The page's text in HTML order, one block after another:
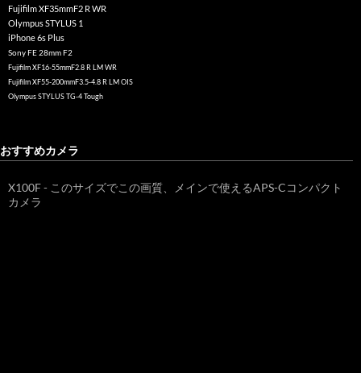
Fujifilm XF35mmF2 R WR
Olympus STYLUS 1
iPhone 6s Plus
Sony FE 28mm F2
Fujifilm XF16-55mmF2.8 R LM WR
Fujifilm XF55-200mmF3.5-4.8 R LM OIS
Olympus STYLUS TG-4 Tough
おすすめカメラ
X100F - このサイズでこの画質、メインで使えるAPS-Cコンパクト
カメラ